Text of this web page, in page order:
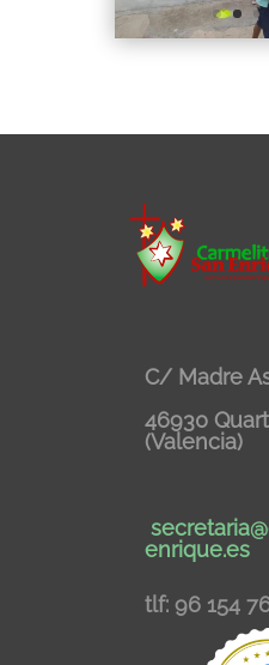
C/ Madre
46930
(Valencia)
enrique.es
tlf: 96 154